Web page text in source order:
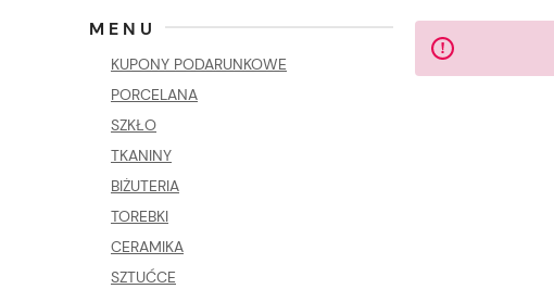
MENU
KUPONY PODARUNKOWE
PORCELANA
SZKŁO
TKANINY
BIŻUTERIA
TOREBKI
CERAMIKA
SZTUĆCE